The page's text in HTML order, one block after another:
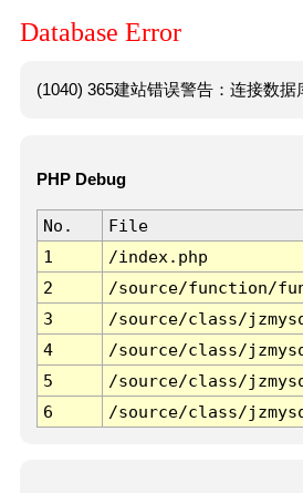
Database Error
(1040) 365建站错误警告：连接数
PHP Debug
No. File
1
/index.php
2
/source/function/
3
/source/class/
4
/source/class/
5
/source/class/
6
/source/class/